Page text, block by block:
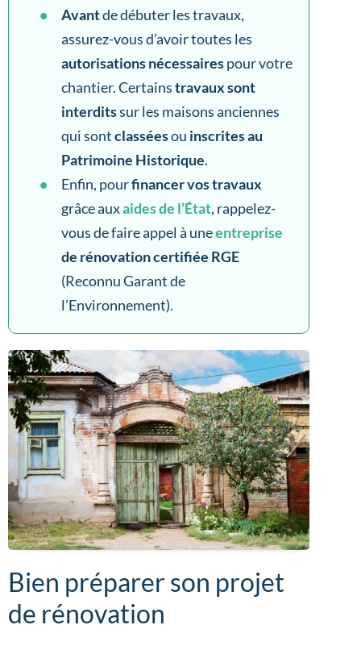
Avantde débuter les travaux,
assurez-vous d’avoir toutes les
autorisations nécessairespour votre
chantier. Certainstravaux sont
interditssur les maisons anciennes
qui sontclasséesou inscrites au
Patrimoine Historique.
Enfin, pourfinancer vos travaux
grâce auxaides de l’État, rappelez-
vous de faire appel à uneentreprise
de rénovation certifiée RGE
(Reconnu Garant de
l’Environnement).
Bien préparer son projet
de rénovation